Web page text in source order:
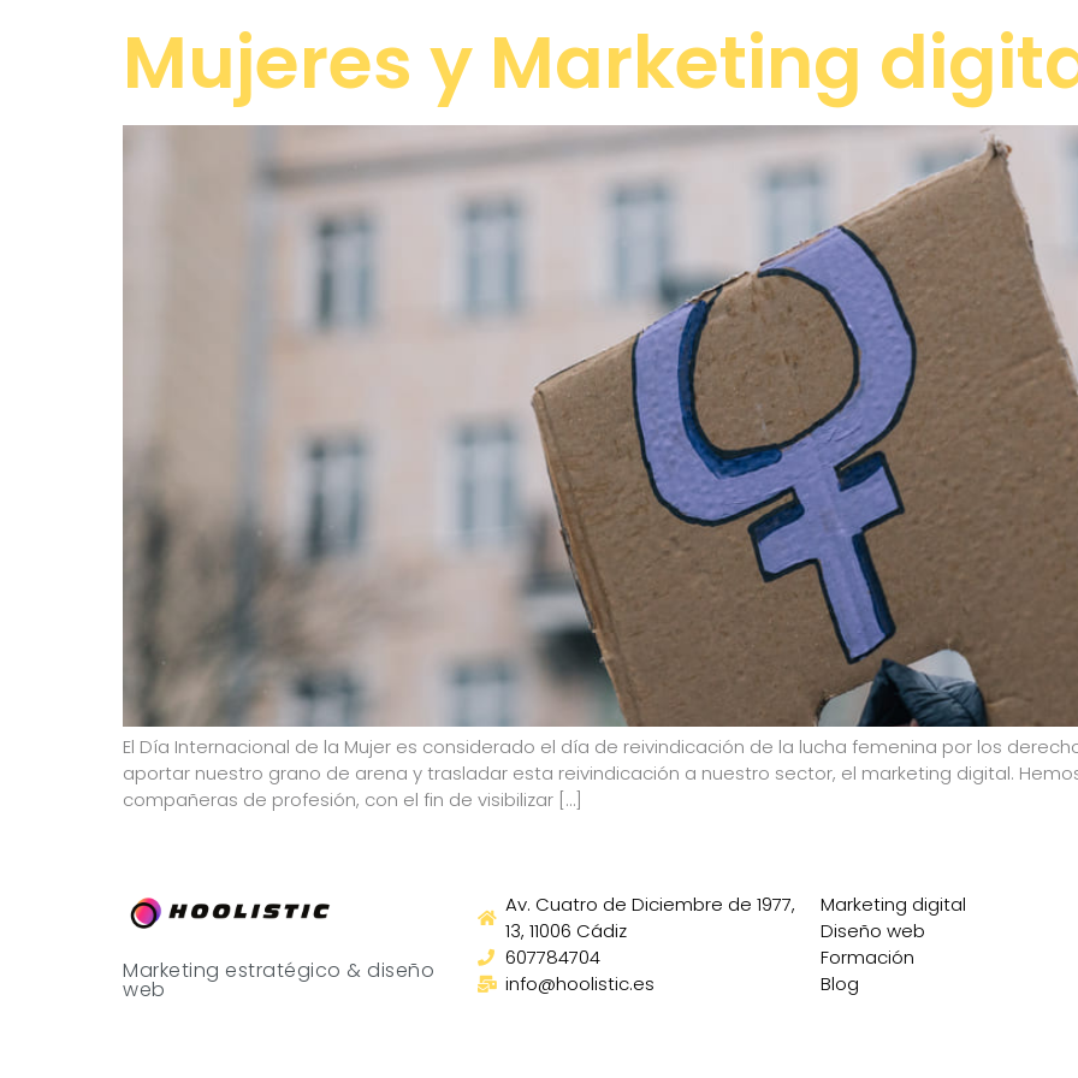
Mujeres y Marketing
El Día Internacional de la Mujer es considerado el día de reivindicación de la lucha femenina por los
aportar nuestro grano de arena y trasladar esta reivindicación a nuestro sector, el marketing digital.
compañeras de profesión, con el fin de visibilizar […]
Marketing estratégico & diseño
web
Av. Cuatro de Diciembre de 1977,
13, 11006 Cádiz
607784704
info@hoolistic.es
Marketing digital
Diseño web
Formación
Blog